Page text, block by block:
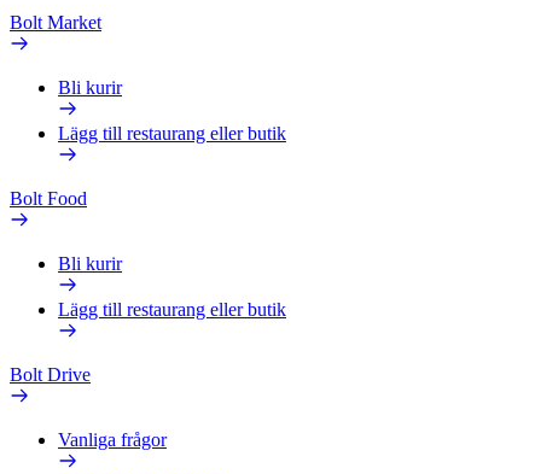
Bolt Market
Bli kurir
Lägg till restaurang eller butik
Bolt Food
Bli kurir
Lägg till restaurang eller butik
Bolt Drive
Vanliga frågor